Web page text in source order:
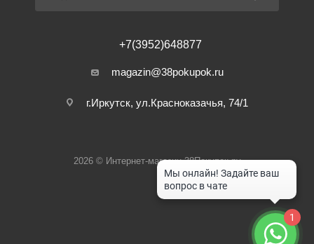
+7(3952)648877
magazin@38pokupok.ru
г.Иркутск, ул.Красноказачья, 74/1
2026 © Интернет-магазин 38Покупок.ру
1